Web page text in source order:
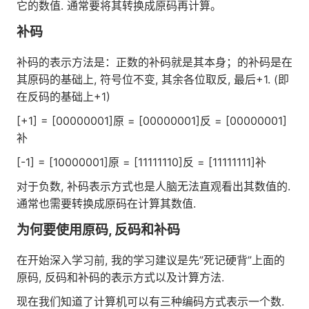
它的数值. 通常要将其转换成原码再计算。
补码
补码的表示方法是：正数的补码就是其本身；的补码是在
其原码的基础上, 符号位不变, 其余各位取反, 最后+1. (即
在反码的基础上+1)
[+1] = [00000001]原 = [00000001]反 = [00000001]
补
[-1] = [10000001]原 = [11111110]反 = [11111111]补
对于负数, 补码表示方式也是人脑无法直观看出其数值的.
通常也需要转换成原码在计算其数值.
为何要使用原码, 反码和补码
在开始深入学习前, 我的学习建议是先”死记硬背”上面的
原码, 反码和补码的表示方式以及计算方法.
现在我们知道了计算机可以有三种编码方式表示一个数.